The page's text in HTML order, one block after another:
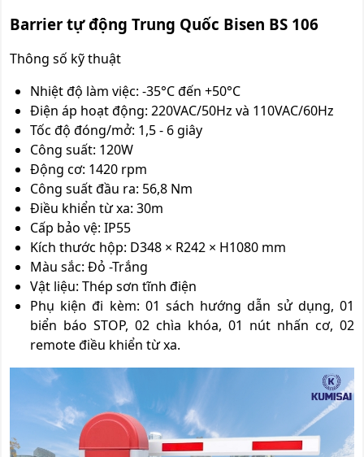
Barrier tự động Trung Quốc Bisen BS 106
Thông số kỹ thuật
Nhiệt độ làm việc: -35°C đến +50°C
Điện áp hoạt động: 220VAC/50Hz và 110VAC/60Hz
Tốc độ đóng/mở: 1,5 - 6 giây
Công suất: 120W
Động cơ: 1420 rpm
Công suất đầu ra: 56,8 Nm
Điều khiển từ xa: 30m
Cấp bảo vệ: IP55
Kích thước hộp: D348 × R242 × H1080 mm
Màu sắc: Đỏ -Trắng
Vật liệu: Thép sơn tĩnh điện
Phụ kiện đi kèm: 01 sách hướng dẫn sử dụng, 01
biển báo STOP, 02 chìa khóa, 01 nút nhấn cơ, 02
remote điều khiển từ xa.